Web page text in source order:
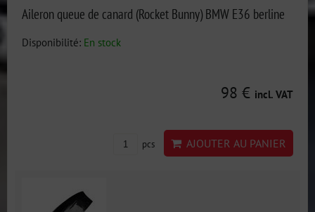
Aileron queue de canard (Rocket Bunny) BMW E36 berline
Disponibilité: En stock
98 € incl. VAT
pcs AJOUTER AU PANIER